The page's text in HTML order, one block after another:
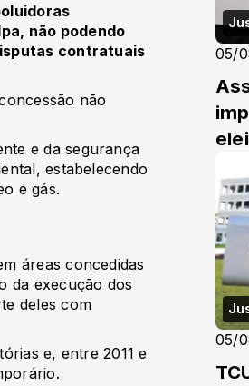
não podendo
contratuais
não
e da segurança
estabelecendo
e gás.
áreas concedidas
da execução dos
deles com
e, entre 2011 e
05/
05/